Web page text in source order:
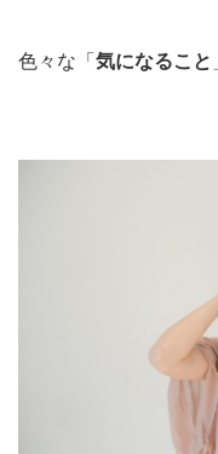
色々な「 気になること